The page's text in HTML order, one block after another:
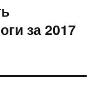
за 2017